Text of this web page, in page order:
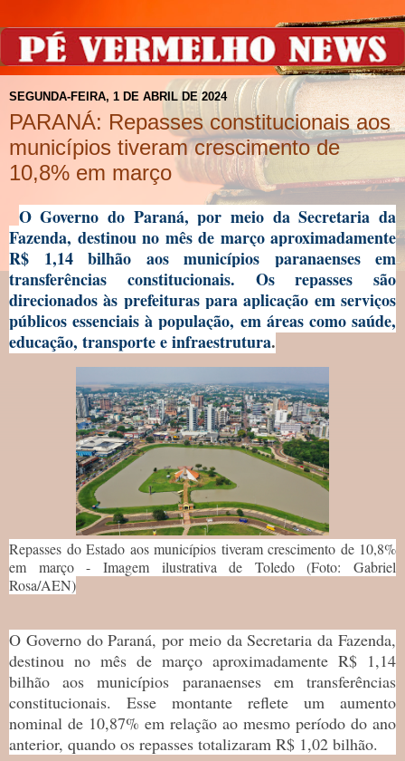
SEGUNDA-FEIRA, 1 DE ABRIL DE 2024
PARANÁ: Repasses constitucionais aos
municípios tiveram crescimento de
10,8% em março
O Governo do Paraná, por meio da Secretaria da
Fazenda, destinou no mês de março aproximadamente
R$ 1,14 bilhão aos municípios paranaenses em
transferências constitucionais. Os repasses são
direcionados às prefeituras para aplicação em serviços
públicos essenciais à população, em áreas como saúde,
educação, transporte e infraestrutura.
Repasses do Estado aos municípios tiveram crescimento de 10,8%
em março - Imagem ilustrativa de Toledo (Foto: Gabriel
Rosa/AEN)
O Governo do Paraná, por meio da Secretaria da Fazenda,
destinou no mês de março aproximadamente R$ 1,14
bilhão aos municípios paranaenses em transferências
constitucionais. Esse montante reflete um aumento
nominal de 10,87% em relação ao mesmo período do ano
anterior, quando os repasses totalizaram R$ 1,02 bilhão.